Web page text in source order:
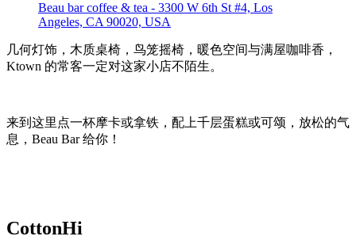
Beau bar coffee & tea - 3300 W 6th St #4, Los
Angeles, CA 90020, USA
几何灯饰，木质桌椅，鸟笼摇椅，暖色空间与满屋咖啡香，
Ktown 的常客一定对这家小店不陌生。
来到这里点一杯摩卡或拿铁，配上千层蛋糕或可颂，放松的气
息，Beau Bar 给你！
CottonHi